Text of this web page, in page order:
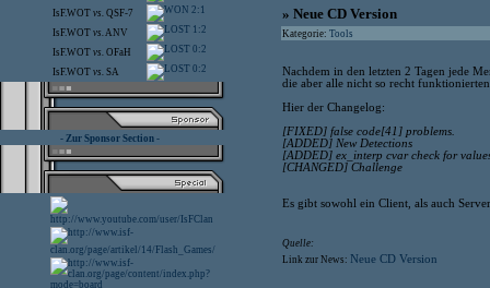
IsF.WOT vs. QSF-7 2:1
IsF.WOT vs.ANV 1:2
IsF.WOT vs. OFaH 0:2
IsF.WOT vs. SA 0:2
- Zur Sponsor Section -
» Neue CD Version
Kategorie: Tools
Nachdem in den letzten 2 Tagen jede
die aber alle nicht so recht
Hier der Changelog:
[FIXED] false code[41] problems.
[ADDED] New Detections
[ADDED] ex_interp cvar check for
[CHANGED] Challenge
Es gibt sowohl ein Client, als auch
Quelle:
Link zur News: Neue CD Version